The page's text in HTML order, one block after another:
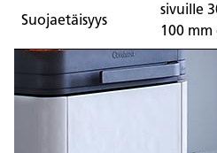
Suojaetäisyys
sivuille
100